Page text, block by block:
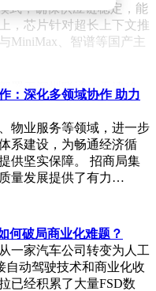
式，确保供应链稳定，能
，芯片针对超长上下文推
MiniMax、智谱等国产主
署于深圳联通、天津移
规模智算中心，并广泛应
与教学环境，辐射金融、
轶凡表示，成本优势是客
推理场景下，中昊芯英平
方案的35%-50%，同时
高及供应链自主可控等配
选择“以创新对冲成本”。
新提升算力性能，用性能
上调终端售价。具体策略
长期综合成本，并通过提
：深化多领域协作 助力
物业服务等领域，进一步
系建设，为畅通经济循
供坚实保障。 招商局集
量发展提供了有力…
何破局商业化难题？
一家汽车公司转变为人工
自动驾驶技术和商业化收
已经积累了大量FSD数